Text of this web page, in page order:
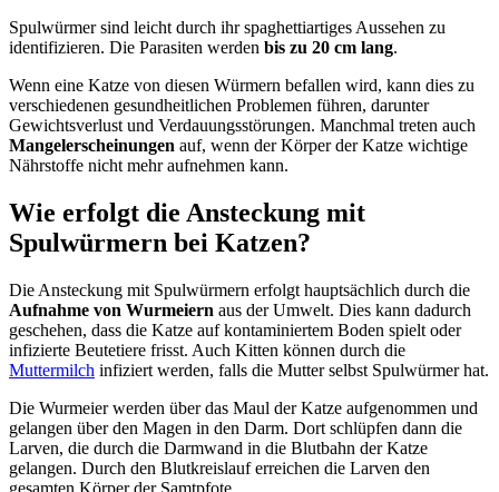
Spulwürmer sind leicht durch ihr spaghettiartiges Aussehen zu
identifizieren. Die Parasiten werden bis zu 20 cm lang.
Wenn eine Katze von diesen Würmern befallen wird, kann dies zu
verschiedenen gesundheitlichen Problemen führen, darunter
Gewichtsverlust und Verdauungsstörungen. Manchmal treten auch
Mangelerscheinungen auf, wenn der Körper der Katze wichtige
Nährstoffe nicht mehr aufnehmen kann.
Wie erfolgt die Ansteckung mit
Spulwürmern bei Katzen?
Die Ansteckung mit Spulwürmern erfolgt hauptsächlich durch die
Aufnahme von Wurmeiern aus der Umwelt. Dies kann dadurch
geschehen, dass die Katze auf kontaminiertem Boden spielt oder
infizierte Beutetiere frisst. Auch Kitten können durch die
Muttermilch infiziert werden, falls die Mutter selbst Spulwürmer hat.
Die Wurmeier werden über das Maul der Katze aufgenommen und
gelangen über den Magen in den Darm. Dort schlüpfen dann die
Larven, die durch die Darmwand in die Blutbahn der Katze
gelangen. Durch den Blutkreislauf erreichen die Larven den
gesamten Körper der Samtpfote.